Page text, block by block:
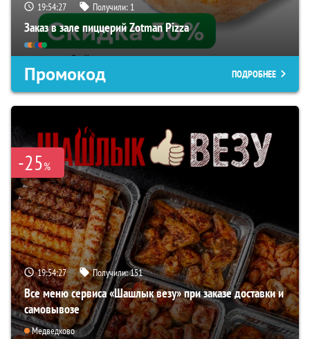
19:54:26 Получили: 1
Заказ в зале пиццерий Zotman Pizza
Промокод ПОДРОБНЕЕ
-25%
19:54:26 Получили:151
Все меню сервиса «Шашлык везу» при заказе доставки и
самовывозе
Медведково